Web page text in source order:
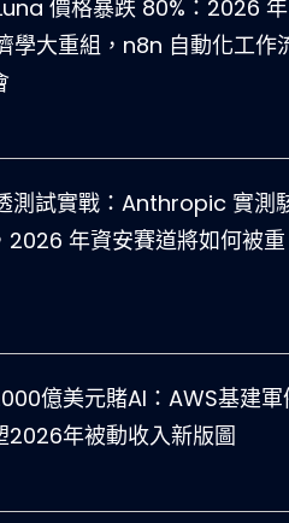
價格暴跌 80%：2026
學大重組，n8n 自動化工作
測試實戰：Anthropic 實測
2026 年資安賽道將如何被重
億美元賭AI：AWS基建軍
2026年被動收入新版圖